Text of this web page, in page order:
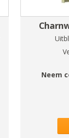
Neem